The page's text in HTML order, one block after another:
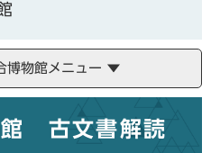
博物館メニュー
館 古文書解読